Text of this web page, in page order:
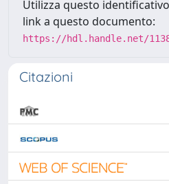
Utilizza questo
link a questo documento:
https://hdl.handle.net/
Citazioni